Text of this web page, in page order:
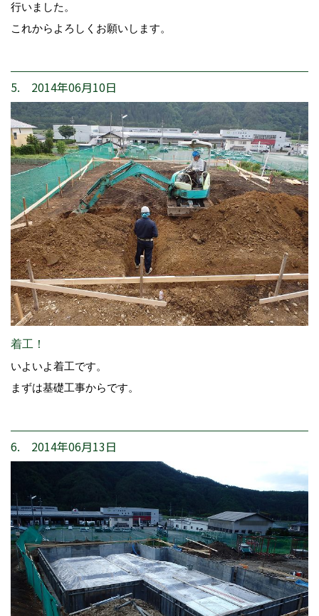
行いました。
これからよろしくお願いします。
5. 2014年06月10日
着工！
いよいよ着工です。
まずは基礎工事からです。
6. 2014年06月13日